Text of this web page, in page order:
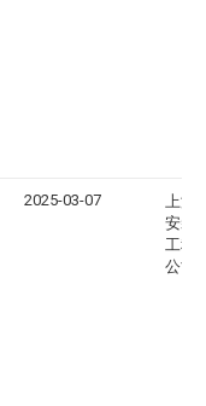
2025-03-07
上海
安装
工程
公司